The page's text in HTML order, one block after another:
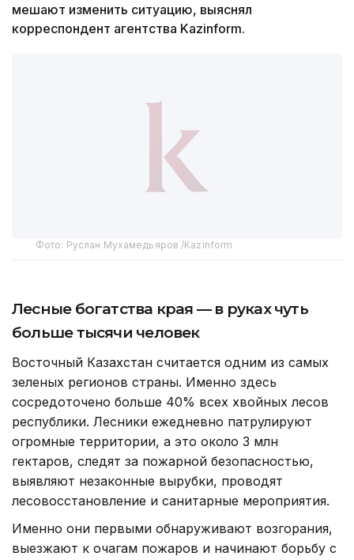
мешают изменить ситуацию, выяснял
корреспондент агентства Kazinform.
Лесные богатства края — в руках чуть
больше тысячи человек
Восточный Казахстан считается одним из самых
зеленых регионов страны. Именно здесь
сосредоточено больше 40% всех хвойных лесов
республики. Лесники ежедневно патрулируют
огромные территории, а это около 3 млн
гектаров, следят за пожарной безопасностью,
выявляют незаконные вырубки, проводят
лесовосстановление и санитарные мероприятия.
Именно они первыми обнаруживают возгорания,